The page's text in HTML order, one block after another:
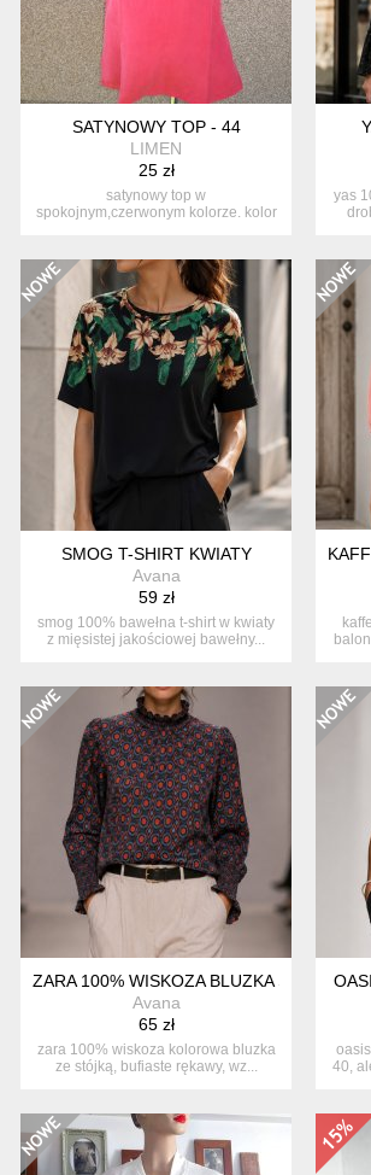
SATYNOWY TOP - 44
LIMEN
25 zł
satynowy top w
spokojnym,czerwonym kolorze. kolor
yas
SMOG T-SHIRT KWIATY
Avana
59 zł
smog 100% bawełna t-shirt w kwiaty
z mięsistej jakościowej bawełny...
ZARA 100% WISKOZA BLUZKA S M
Avana
65 zł
zara 100% wiskoza kolorowa bluzka
ze stójką, bufiaste rękawy, wz...
40,